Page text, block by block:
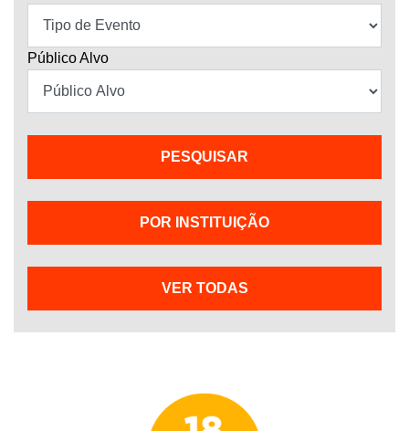
Público Alvo
POR INSTITUIÇÃO
VER TODAS